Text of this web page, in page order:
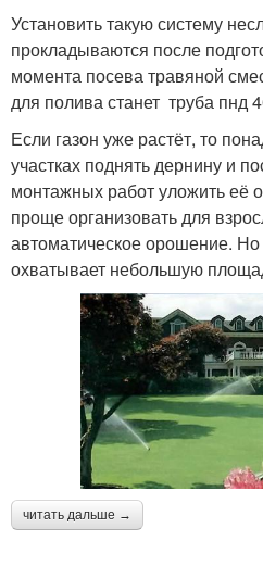
Установить такую систему
прокладываются после
момента посева травяной
для полива станет труба пнд
Если газон уже растёт, то
участках поднять дернину и
монтажных работ уложить её
проще организовать для
автоматическое орошение. Но
охватывает небольшую
читать дальше →